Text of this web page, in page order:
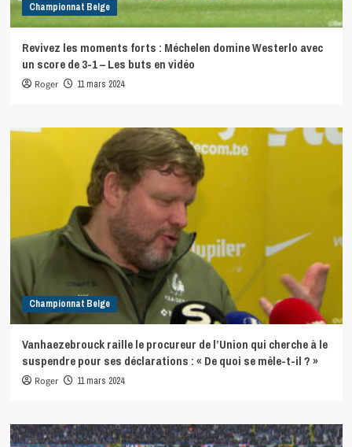
Championnat Belge
Revivez les moments forts : Méchelen domine Westerlo avec
un score de 3-1 – Les buts en vidéo
Roger 11 mars 2024
Championnat Belge
Vanhaezebrouck raille le procureur de l’Union qui cherche à le
suspendre pour ses déclarations : « De quoi se mêle-t-il ? »
Roger 11 mars 2024